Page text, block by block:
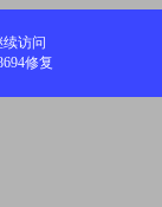
续访问
修复